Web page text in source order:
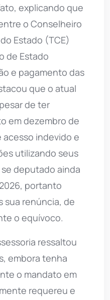
explicando que
o Conselheiro
Estado (TCE)
de Estado
e pagamento das
que o atual
de ter
em dezembro de
acesso indevido e
utilizando seus
deputado ainda
portanto
sua renúncia, de
o equívoco.
ressaltou
embora tenha
o mandato em
requereu e